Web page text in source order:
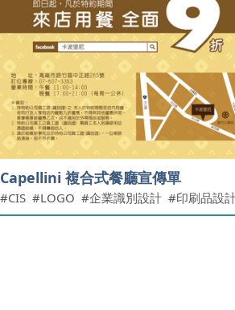
Capellini 複合式餐廳宣傳單
CIS LOGO 企業識別設計 印刷品設